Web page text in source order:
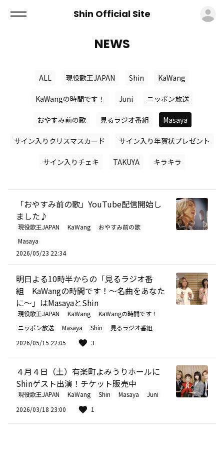
Shin Official Site
NEWS
ALL 現役歌王JAPAN Shin KaWang
KaWangの時間です！ Juni ニッポン放送
おやすみ前の歌 見るラジオ番組 Masaya
サイン入りクリスマスカード サイン入り年賀状プレゼント
サイン入りチェキ TAKUYA キラキラ
「おやすみ前の歌」YouTube配信開始し
ました♪
現役歌王JAPAN KaWang
おやすみ前の歌
Masaya
2026/05/23 22:34
明日よる10時半からの「見るラジオ番
組 KaWangの時間です！～名曲をあなた
に～」はMasayaとShin
現役歌王JAPAN KaWang
KaWangの時間です！
ニッポン放送
Masaya Shin
見るラジオ番組
2026/05/15 22:05
3
４月４日（土）有楽町よみうりホールに
Shinゲスト出演！チケット販売中
現役歌王JAPAN KaWang Shin Masaya
Juni
2026/03/18 23:00
1